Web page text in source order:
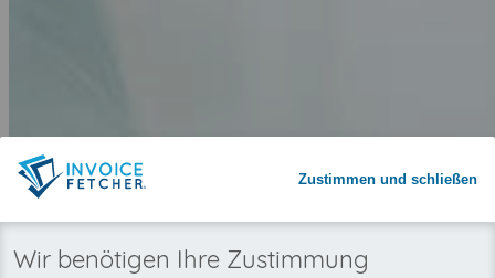
Warum invoicefetcher®: REGISTRIEREN
Zustimmen und schließen
Wir benötigen Ihre Zustimmung